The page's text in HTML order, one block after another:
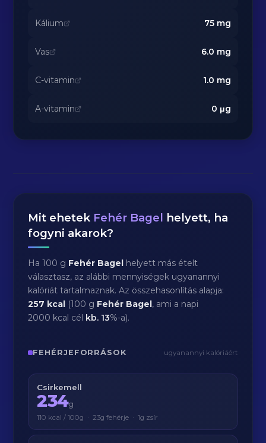
Kálium 75mg
Vas 6.0 mg
C-vitamin 1.0 mg
A-vitamin 0 μg
Mit ehetek Fehér Bagel helyett, ha
fogyni akarok?
Ha 100 g Fehér Bagel helyett más ételt
választasz, az alábbi mennyiségek ugyanannyi
kalóriát tartalmaznak. Az összehasonlítás alapja:
257 kcal (100 g Fehér Bagel, ami a napi
2000 kcal cél kb. 13%-a).
FEHÉRJEFORRÁSOK ugyanannyi kalóriáért
Csirkemell
234g
110 kcal / 100g · 23g fehérje · 1g zsír